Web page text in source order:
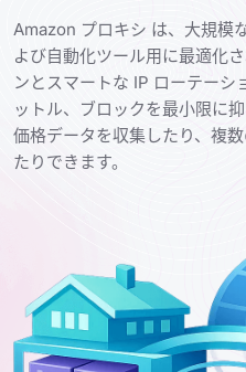
Amazon プロキシ は、大規模
よび自動化ツール用に最適化
ンとスマートな IP ローテーシ
ットル、ブロックを最小限に
価格データを収集したり、複
たりできます。